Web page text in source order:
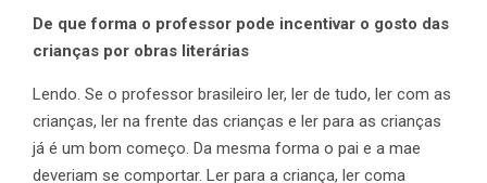
De que forma o professor pode incentivar o gosto das
crianças por obras literárias
Lendo. Se o professor brasileiro ler, ler de tudo, ler com as
crianças, ler na frente das crianças e ler para as crianças
já é um bom começo. Da mesma forma o pai e a mae
deveriam se comportar. Ler para a criança, ler coma